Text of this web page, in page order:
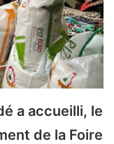
a accueilli, le
de la Foire